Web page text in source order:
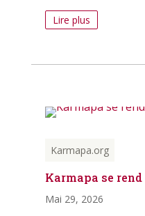
Lire plus
Karmapa.org
Karmapa se
Mai 29, 2026